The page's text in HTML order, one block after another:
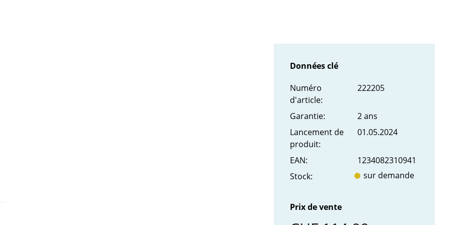
Données clé
Numéro
d'article:
222205
Garantie:
2 ans
Lancement de
produit:
01.05.2024
EAN:
1234082310941
Stock:
sur demande
Prix de vente